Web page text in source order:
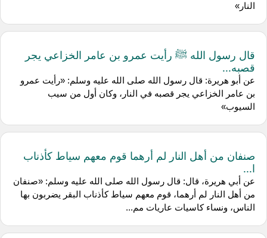
النار»
قال رسول الله ﷺ رأيت عمرو بن عامر الخزاعي يجر
قصبه...
عن أبو هريرة: قال رسول الله صلى الله عليه وسلم: «رأيت عمرو
بن عامر الخزاعي يجر قصبه في النار، وكان أول من سيب
السيوب»
صنفان من أهل النار لم أرهما قوم معهم سياط كأذناب
ا...
عن أبي هريرة، قال: قال رسول الله صلى الله عليه وسلم: «صنفان
من أهل النار لم أرهما، قوم معهم سياط كأذناب البقر يضربون بها
الناس، ونساء كاسيات عاريات مم...